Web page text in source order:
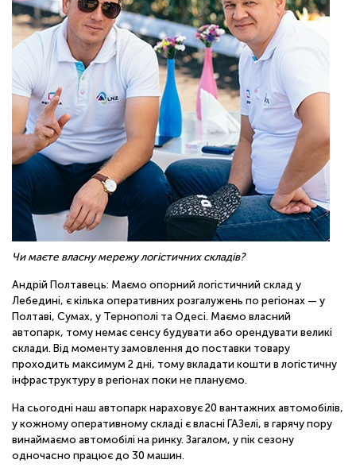
Чи маєте власну мережу логістичних складів?
Андрій Полтавець: Маємо опорний логістичний склад у
Лебедині, є кілька оперативних розгалужень по регіонах — у
Полтаві, Сумах, у Тернополі та Одесі. Маємо власний
автопарк, тому немає сенсу будувати або орендувати великі
склади. Від моменту замовлення до поставки товару
проходить максимум 2 дні, тому вкладати кошти в логістичну
інфраструктуру в регіонах поки не плануємо.
На сьогодні наш автопарк нараховує 20 вантажних автомобілів,
у кожному оперативному складі є власні ГАЗелі, в гарячу пору
винаймаємо автомобілі на ринку. Загалом, у пік сезону
одночасно працює до 30 машин.